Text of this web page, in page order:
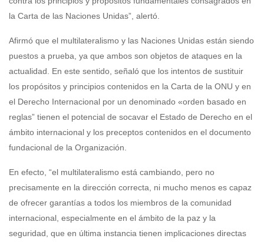
la Carta de las Naciones Unidas”, alertó.
Afirmó que el multilateralismo y las Naciones Unidas están siendo
puestos a prueba, ya que ambos son objetos de ataques en la
actualidad. En este sentido, señaló que los intentos de sustituir
los propósitos y principios contenidos en la Carta de la ONU y en
el Derecho Internacional por un denominado «orden basado en
reglas” tienen el potencial de socavar el Estado de Derecho en el
ámbito internacional y los preceptos contenidos en el documento
fundacional de la Organización.
En efecto, “el multilateralismo está cambiando, pero no
precisamente en la dirección correcta, ni mucho menos es capaz
de ofrecer garantías a todos los miembros de la comunidad
internacional, especialmente en el ámbito de la paz y la
seguridad, que en última instancia tienen implicaciones directas